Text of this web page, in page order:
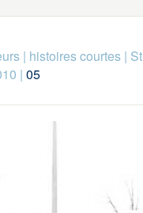
| histoires courtes| St
| 05